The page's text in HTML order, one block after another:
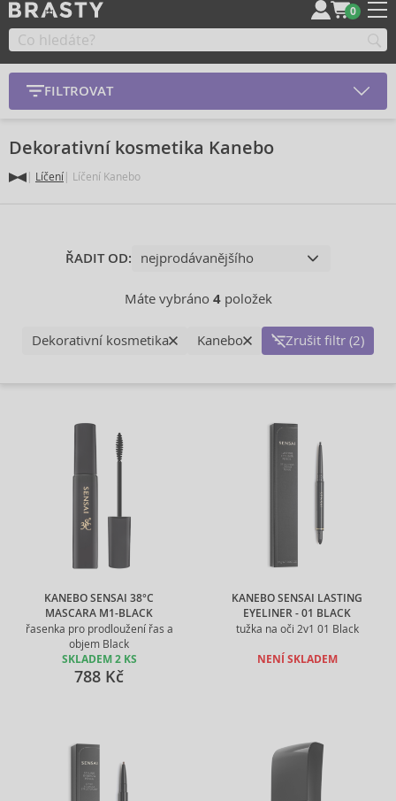
0
FILTROVAT
Dekorativní kosmetika Kanebo
Líčení Líčení Kanebo
ŘADIT OD:
Máte vybráno 4položek
Dekorativní kosmetika Kanebo Zrušit filtr (2)
KANEBO SENSAI 38°C
MASCARA M1-BLACK
řasenka pro prodloužení řas a
objem Black
SKLADEM 2 KS
788 Kč
KANEBO SENSAI LASTING
EYELINER - 01 BLACK
tužka na oči 2v1 01 Black
NENÍ SKLADEM